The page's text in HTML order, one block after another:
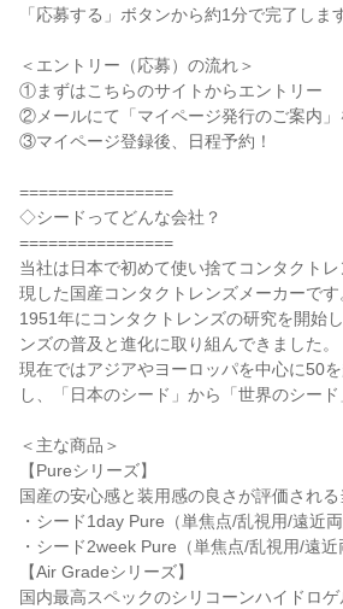
「応募する」ボタンから約1分で完了しま
＜エントリー（応募）の流れ＞
①まずはこちらのサイトからエントリー
②メールにて「マイページ発行のご案内」
③マイページ登録後、日程予約！
================
◇シードってどんな会社？
================
当社は日本で初めて使い捨てコンタクト
現した国産コンタクトレンズメーカーです
1951年にコンタクトレンズの研究を開始
ンズの普及と進化に取り組んできました。
現在ではアジアやヨーロッパを中心に50
し、「日本のシード」から「世界のシード
＜主な商品＞
【Pureシリーズ】
国産の安心感と装用感の良さが評価される
・シード1day Pure（単焦点/乱視用/遠近両
・シード2week Pure（単焦点/乱視用/遠近
【Air Gradeシリーズ】
国内最高スペックのシリコーンハイドロ